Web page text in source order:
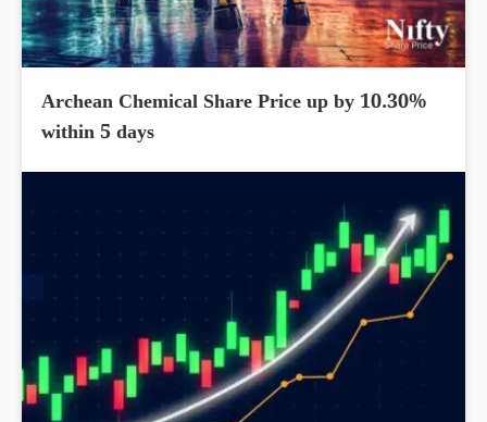
Archean Chemical Share Price up by 10.30%
within 5 days